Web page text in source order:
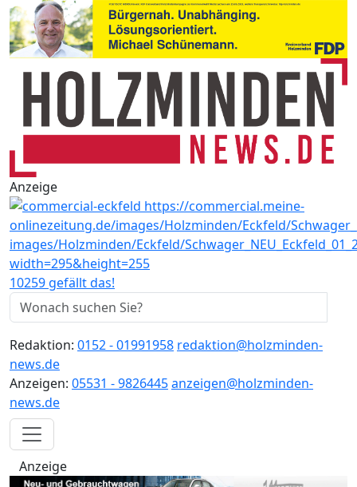
Anzeige
10259 gefällt das!
Redaktion: 0152 - 01991958 redaktion@holzminden-
news.de
Anzeigen: 05531 - 9826445anzeigen@holzminden-
news.de
Anzeige